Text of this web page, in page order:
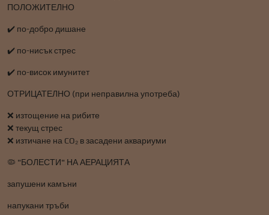
ПОЛОЖИТЕЛНО
✔️ по-добро дишане
✔️ по-нисък стрес
✔️ по-висок имунитет
ОТРИЦАТЕЛНО (при неправилна употреба)
❌ изтощение на рибите
❌ текущ стрес
❌ изтичане на CO₂ в засадени аквариуми
🦠 "БОЛЕСТИ" НА АЕРАЦИЯТА
запушени камъни
напукани тръби